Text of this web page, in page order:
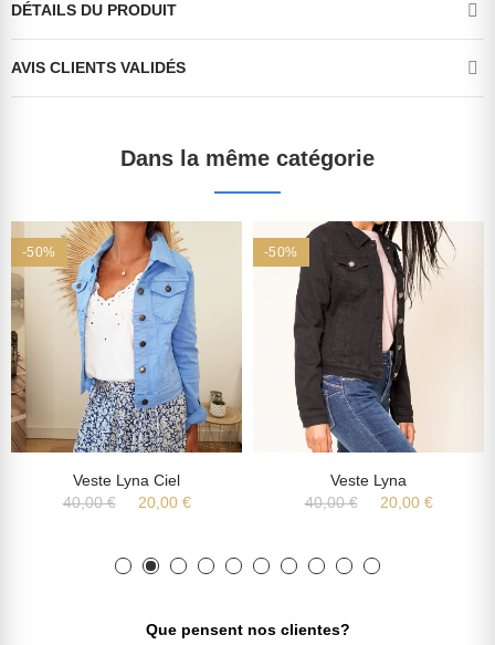
DÉTAILS DU PRODUIT
AVIS CLIENTS VALIDÉS
Dans la même catégorie
-50%
Veste Lyna Ciel
40,00 €
20,00 €
-50%
Veste Lyna
40,00 €
20,00 €
Que pensent nos clientes?